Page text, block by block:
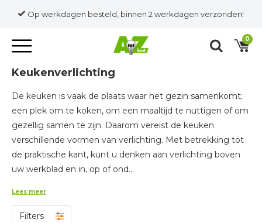
Op werkdagen besteld, binnen 2 werkdagen verzonden!
0
Keukenverlichting
De keuken is vaak de plaats waar het gezin samenkomt;
een plek om te koken, om een maaltijd te nuttigen of om
gezellig samen te zijn. Daarom vereist de keuken
verschillende vormen van verlichting. Met betrekking tot
de praktische kant, kunt u denken aan verlichting boven
uw werkblad en in, op of ond...
Lees meer
Filters